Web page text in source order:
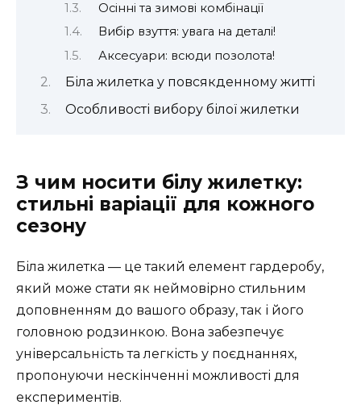
Осінні та зимові комбінації
Вибір взуття: увага на деталі!
Аксесуари: всюди позолота!
Біла жилетка у повсякденному житті
Особливості вибору білої жилетки
З чим носити білу жилетку:
стильні варіації для кожного
сезону
Біла жилетка — це такий елемент гардеробу,
який може стати як неймовірно стильним
доповненням до вашого образу, так і його
головною родзинкою. Вона забезпечує
універсальність та легкість у поєднаннях,
пропонуючи нескінченні можливості для
експериментів.